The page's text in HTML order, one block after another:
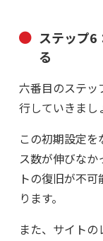
ステップ6
る
六番目のステッ
行していきまし
この初期設定
ス数が伸びなか
トの復旧が不
ります。
また、サイト